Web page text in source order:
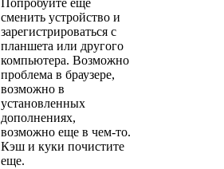
Попробуйте еще
сменить устройство и
зарегистрироваться с
планшета или другого
компьютера. Возможно
проблема в браузере,
возможно в
установленных
дополнениях,
возможно еще в чем-то.
Кэш и куки почистите
еще.